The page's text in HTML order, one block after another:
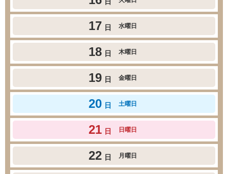
17 日 水曜日
18 日 木曜日
19 日 金曜日
20 日 土曜日
21 日 日曜日
22 日 月曜日